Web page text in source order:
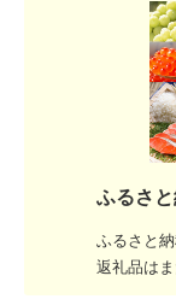
ふるさ
ふるさと
返礼品は